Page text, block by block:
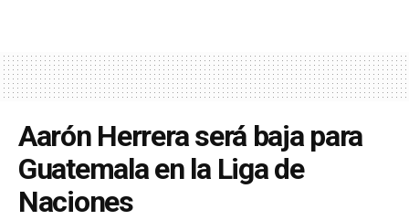
Aarón Herrera será baja para
Guatemala en la Liga de
Naciones